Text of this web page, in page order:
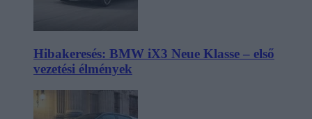
Hibakeresés: BMW iX3 Neue Klasse – első
vezetési élmények